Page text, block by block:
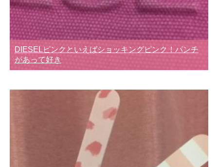
DIESELピンクといえばショッキングピンク！パンチ
があって好き